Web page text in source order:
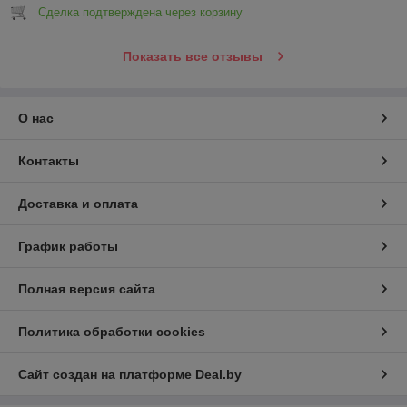
Сделка подтверждена через корзину
Показать все отзывы
О нас
Контакты
Доставка и оплата
График работы
Полная версия сайта
Политика обработки cookies
Сайт создан на платформе Deal.by